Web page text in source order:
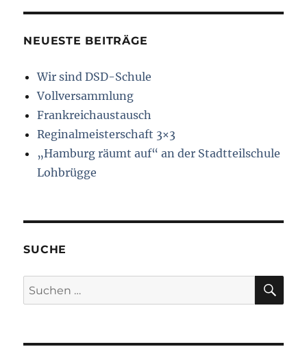
NEUESTE BEITRÄGE
Wir sind DSD-Schule
Vollversammlung
Frankreichaustausch
Reginalmeisterschaft 3×3
„Hamburg räumt auf“ an der Stadtteilschule
Lohbrügge
SUCHE
Suchen
nach: